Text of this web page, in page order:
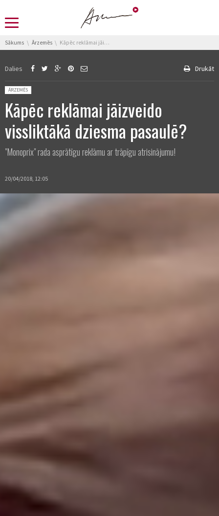
You are here:
Sākums Ārzemēs Kāpēc reklāmai jāizveido vissliktākā dziesma pasaulē?
Dalies Drukāt
Posted in:
ĀRZEMĒS
Kāpēc reklāmai jāizveido
vissliktākā dziesma pasaulē?
"Monoprix" rada asprātīgu reklāmu ar trāpīgu atrisinājumu!
20/04/2018, 12:05